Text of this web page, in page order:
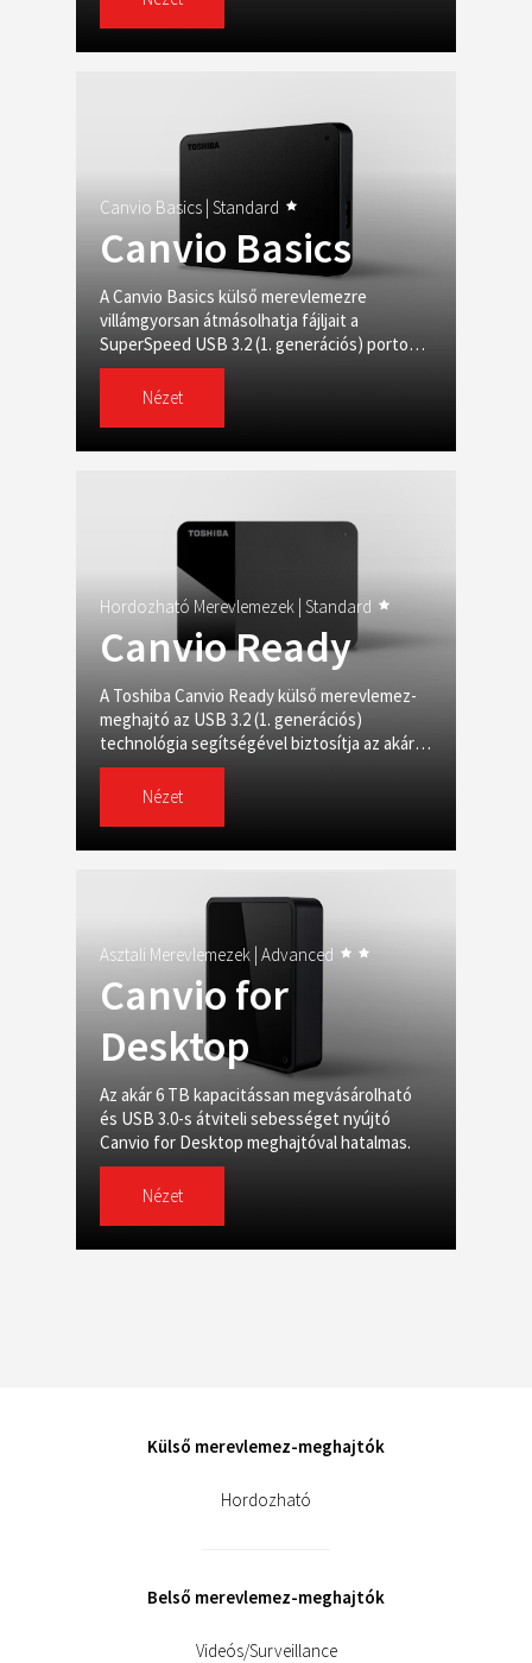
Canvio Basics | Standard
Canvio Basics
A Canvio Basics külső merevlemezre
villámgyorsan átmásolhatja fájljait a
SuperSpeed USB 3.2 (1. generációs) porton
keresztül, és akár 4 TB-nyi adatot is tárolhat
Nézet
Hordozható Merevlemezek | Standard
Canvio Ready
A Toshiba Canvio Ready külső merevlemez-
meghajtó az USB 3.2 (1. generációs)
technológia segítségével biztosítja az akár
5 Gbit/s sebességű adatátvitelt.
Nézet
Asztali Merevlemezek | Advanced
Canvio for
Desktop
Az akár 6 TB kapacitássan megvásárolható
és USB 3.0-s átviteli sebességet nyújtó
Canvio for Desktop meghajtóval hatalmas.
Nézet
Külső merevlemez-meghajtók
Hordozható
Belső merevlemez-meghajtók
Videós/Surveillance